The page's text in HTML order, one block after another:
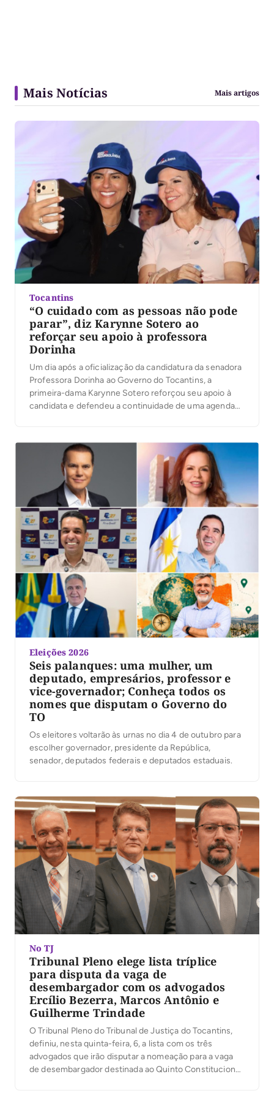
Mais Notícias Mais artigos
Tocantins
“O cuidado com as pessoas não pode
parar”, diz Karynne Sotero ao
reforçar seu apoio à professora
Dorinha
Um dia após a oficialização da candidatura da senadora
Professora Dorinha ao Governo do Tocantins, a
primeira-dama Karynne Sotero reforçou seu apoio à
candidata e defendeu a continuidade de uma agenda
publicado nesta quinta-feira, 6, Karynne reafirmou sua
Eleições 2026
Seis palanques: uma mulher, um
deputado, empresários, professor e
vice-governador; Conheça todos os
nomes que disputam o Governo do
TO
Os eleitores voltarão às urnas no dia 4 de outubro para
escolher governador, presidente da República,
senador, deputados federais e deputados estaduais.
No TJ
Tribunal Pleno elege lista tríplice
para disputa da vaga de
desembargador com os advogados
Ercílio Bezerra, Marcos Antônio e
Guilherme Trindade
O Tribunal Pleno do Tribunal de Justiça do Tocantins,
definiu, nesta quinta-feira, 6, a lista com os três
advogados que irão disputar a nomeação para a vaga
de desembargador destinada ao Quinto Constitucional.